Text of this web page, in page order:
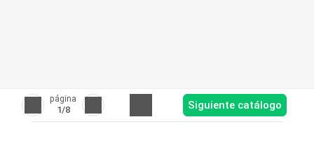
página
1/8 Siguiente catálogo